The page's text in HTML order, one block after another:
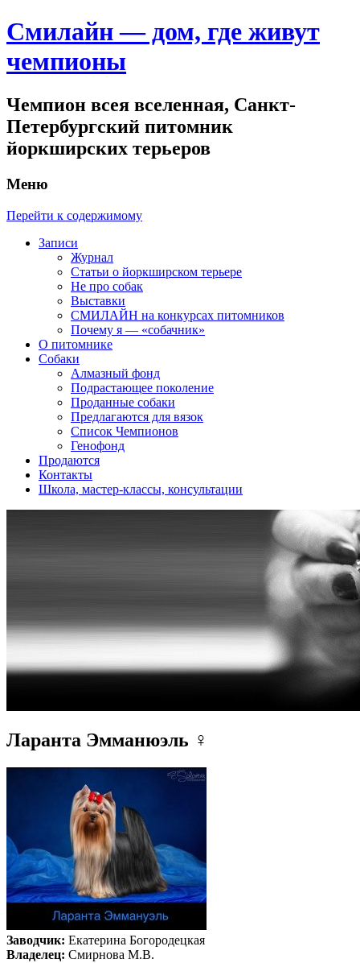
Смилайн — дом, где живут
чемпионы
Чемпион всея вселенная, Санкт-
Петербургский питомник
йоркширских терьеров
Меню
Перейти к содержимому
Записи
Журнал
Статьи о йоркширском терьере
Не про собак
Выставки
СМИЛАЙН на конкурсах питомников
Почему я — «собачник»
О питомнике
Собаки
Алмазный фонд
Подрастающее поколение
Проданные собаки
Предлагаются для вязок
Список Чемпионов
Генофонд
Продаются
Контакты
Школа, мастер-классы, консультации
Ларанта Эмманюэль ♀
Заводчик: Екатерина Богородецкая
Владелец: Смирнова М.В.